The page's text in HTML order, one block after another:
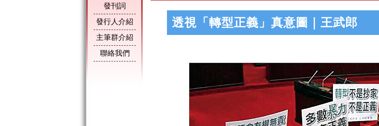
發刊詞
發行人介紹
主筆群介紹
聯絡我們
透視「轉型正義」真意圖｜王武郎